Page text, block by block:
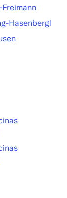
Hasenbergl